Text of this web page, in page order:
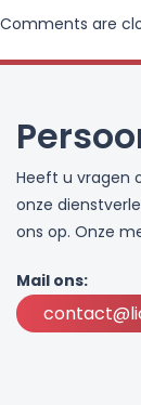
Comments are
Heeft u vragen
onze
ons op. Onze
Mail ons: